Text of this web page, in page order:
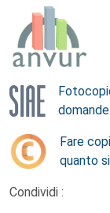
Fare
quanto
Condividi :